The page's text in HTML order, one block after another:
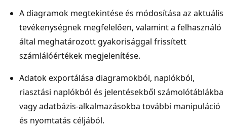
A diagramok megtekintése és módosítása az aktuális
tevékenységnek megfelelően, valamint a felhasználó
által meghatározott gyakorisággal frissített
számlálóértékek megjelenítése.
Adatok exportálása diagramokból, naplókból,
riasztási naplókból és jelentésekből számolótáblákba
vagy adatbázis-alkalmazásokba további manipuláció
és nyomtatás céljából.